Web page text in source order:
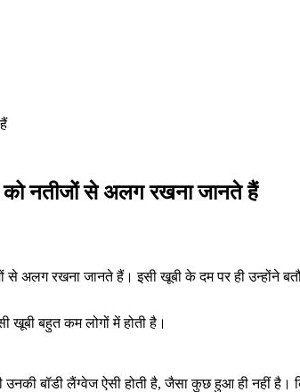
को नतीजों से अलग रखना जानते हैं
अलग रखना जानते हैं। इसी खूबी के दम पर ही उन्होंने
खूबी बहुत कम लोगों में होती है।
उनकी बॉडी लैंग्वेज ऐसी होती है, जैसा कुछ हुआ ही नहीं